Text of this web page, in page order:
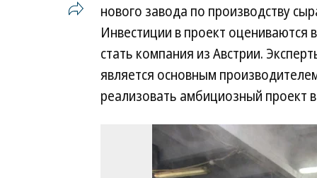
нового завода по производству
Инвестиции в проект
стать компания из Австрии.
является основным
реализовать амбициозный проект